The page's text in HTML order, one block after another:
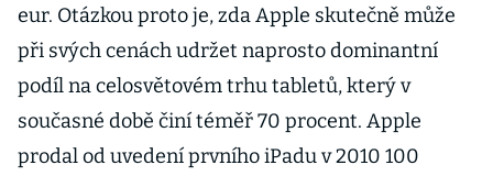
eur. Otázkou proto je, zda Apple skutečně může
při svých cenách udržet naprosto dominantní
podíl na celosvětovém trhu tabletů, který v
současné době činí téměř 70 procent. Apple
prodal od uvedení prvního iPadu v 2010 100